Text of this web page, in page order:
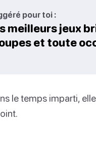
pour toi :
meilleurs jeux
et toute
le temps imparti,